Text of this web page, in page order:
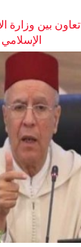
بين وزارة